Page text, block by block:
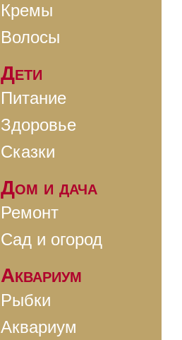
Кремы
Волосы
Дети
Питание
Здоровье
Сказки
Дом и дача
Ремонт
Сад и огород
Аквариум
Рыбки
Аквариум